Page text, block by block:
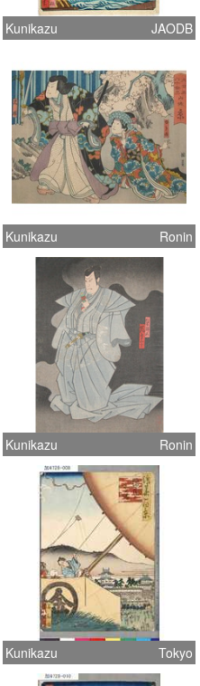
Kunikazu JAODB
Kunikazu Ronin
Kunikazu Ronin
Kunikazu Tokyo